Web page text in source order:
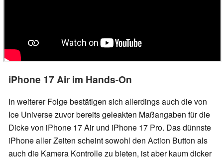
iPhone 17 Air im Hands-On
In weiterer Folge bestätigen sich allerdings auch die von
Ice Universe zuvor bereits geleakten Maßangaben für die
Dicke von iPhone 17 Air und iPhone 17 Pro. Das dünnste
iPhone aller Zeiten scheint sowohl den Action Button als
auch die Kamera Kontrolle zu bieten, ist aber kaum dicker